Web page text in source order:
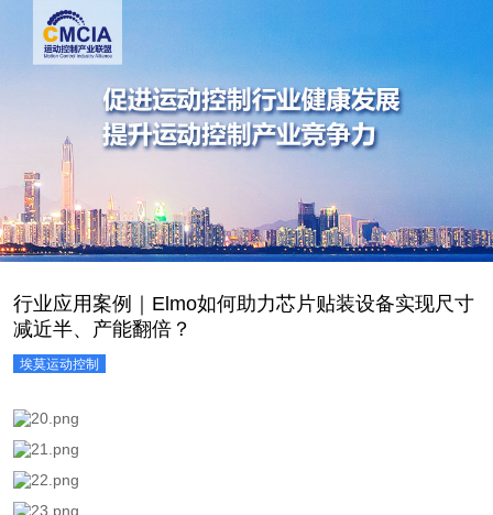
行业应用案例｜Elmo如何助力芯片贴装设备实现尺寸
减近半、产能翻倍？
埃莫运动控制